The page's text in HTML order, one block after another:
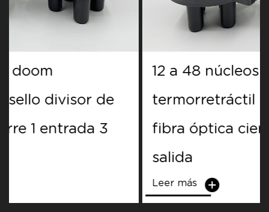
12 a 48 núcleos doom
termorretráctil sello divisor de
fibra óptica cierre 1 entrada 3